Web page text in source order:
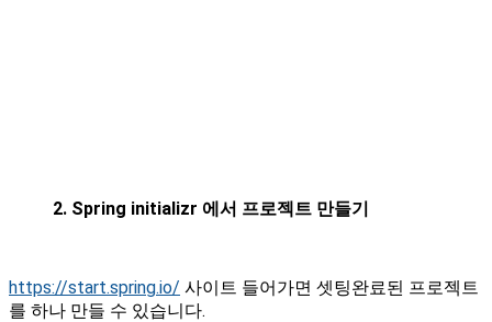
2. Spring initializr 에서 프로젝트 만들기
https://start.spring.io/ 사이트 들어가면 셋팅완료된 프로젝트
를 하나 만들 수 있습니다.